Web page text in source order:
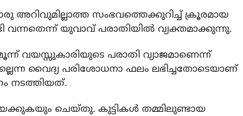
അറിവുമില്ലാത്ത സംഭവത്തെക്കുറിച്ച് ക്രൂരമായ
വന്നതെന്ന് യുവാവ് പരാതിയില്‍ വ്യക്തമാക്കുന്നു.
വയസ്സുകാരിയുടെ പരാതി വ്യാജമാണെന്ന്
വൈദ്യ പരിശോധനാ ഫലം ലഭിച്ചതോടെയാണ്
നടത്തിയത്.
ചെയ്തു. കുട്ടികള്‍ തമ്മിലുണ്ടായ